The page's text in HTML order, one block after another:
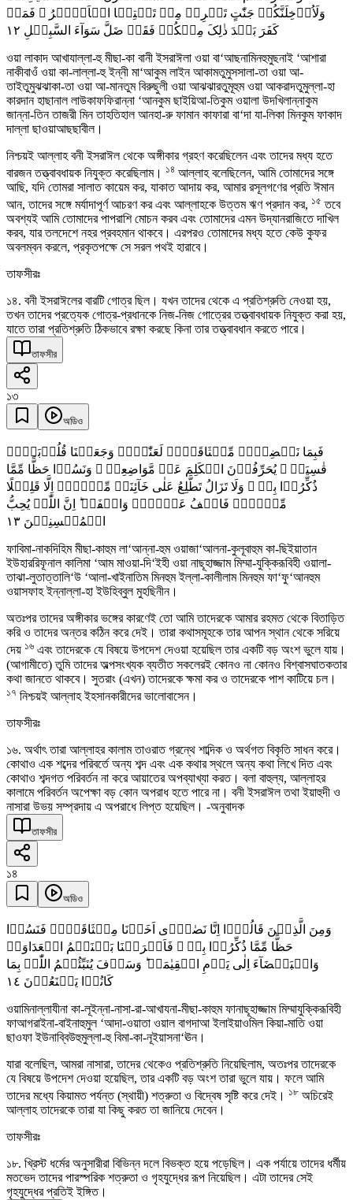
وَلَاُدۡخِلَنَّکُمۡ جَنّٰتٍ تَجۡرِیۡ مِنۡ تَحۡتِہَا الۡاَنۡہٰرُ ۚ فَمَنۡ
کَفَرَ بَعۡدَ ذٰلِکَ مِنۡکُمۡ فَقَدۡ ضَلَّ سَوَآءَ السَّبِیۡلِ ١٢
ওয়া লাকাদ আখাযাল্লা-হু মীছা-কা বানী ইসরাঈলা ওয়া বা‘আছনামিনহুমুছনাই ‘আশারা
নাকীবাওঁ ওয়া কা-লাল্লা-হু ইন্নী মা‘আকুম লাইন আকামতুমুসসালা-তা ওয়া আ-
তাইতুমুঝঝাকা-তা ওয়া আ-মানতুম বিরুছুলী ওয়া আঝঝারতুমূহুম ওয়া আকরাদতুমুল্লা-হা
কারদান হাছানাল লাউকাফফিরান্না ‘আনকুম ছাইয়িআ-তিকুম ওয়ালা উদখিলান্নাকুম
জান্না-তিন তাজরী মিন তাহতিহাল আনহা-রু ফামান কাফারা বা‘দা যা-লিকা মিনকুম ফাকাদ
দাল্লা ছাওয়াআছছাবীল।
নিশ্চয়ই আল্লাহ বনী ইসরাঈল থেকে অঙ্গীকার গ্রহণ করেছিলেন এবং তাদের মধ্য হতে
বারজন তত্ত্বাবধায়ক নিযুক্ত করেছিলাম। ১৪ আল্লাহ বলেছিলেন, আমি তোমাদের সঙ্গে
আছি, যদি তোমরা সালাত কায়েম কর, যাকাত আদায় কর, আমার রসূলগণের প্রতি ঈমান
আন, তাদের সঙ্গে মর্যাদাপূর্ণ আচরণ কর এবং আল্লাহকে উত্তম ঋণ প্রদান কর, ১৫ তবে
অবশ্যই আমি তোমাদের পাপরাশি মোচন করব এবং তোমাদের এমন উদ্যানরাজিতে দাখিল
করব, যার তলদেশে নহর প্রবহমান থাকবে। এরপরও তোমাদের মধ্য হতে কেউ কুফর
অবলম্বন করলে, প্রকৃতপক্ষে সে সরল পথই হারাবে।
তাফসীরঃ
১৪. বনী ইসরাঈলের বারটি গোত্র ছিল। যখন তাদের থেকে এ প্রতিশ্রুতি নেওয়া হয়,
তখন তাদের প্রত্যেক গোত্র-প্রধানকে নিজ-নিজ গোত্রের তত্ত্বাবধায়ক নিযুক্ত করা হয়,
যাতে তারা প্রতিশ্রুতি ঠিকভাবে রক্ষা করছে কিনা তার তত্ত্বাবধান করতে পারে।
তাফসীর
১৩
অডিও
فَبِمَا نَقۡضِہِمۡ مِّیۡثَاقَہُمۡ لَعَنّٰہُمۡ وَجَعَلۡنَا قُلُوۡبَہُمۡ
قٰسِیَۃً ۚ یُحَرِّفُوۡنَ الۡکَلِمَ عَنۡ مَّوَاضِعِہٖ ۙ وَنَسُوۡا حَظًّا مِّمَّا
ذُکِّرُوۡا بِہٖ ۚ وَلَا تَزَالُ تَطَّلِعُ عَلٰی خَآئِنَۃٍ مِّنۡہُمۡ اِلَّا قَلِیۡلًا
مِّنۡہُمۡ فَاعۡفُ عَنۡہُمۡ وَاصۡفَحۡ ؕ اِنَّ اللّٰہَ یُحِبُّ
الۡمُحۡسِنِیۡنَ ١٣
ফাবিমা-নাকদিহিম মীছা-কাহুম লা‘আন্না-হুম ওয়াজা‘আলনা-কুলূবাহুম কা-ছিইয়াতান
ইউহাররিফূনাল কালিমা ‘আম মাওয়া-দি‘ইহী ওয়া নাছূহাজ্জাম মিম্মা-যুক্কিরূবিহী ওয়ালা-
তাঝা-লুতাত্তালি‘উ ‘আলা-খাইনাতিম মিনহুম ইল্লা-কালীলাম মিনহুম ফা‘ফু‘আনহুম
ওয়াসফাহ ইন্নাল্লা-হা ইউহিব্বুল মুহছিনীন।
অতঃপর তাদের অঙ্গীকার ভঙ্গের কারণেই তো আমি তাদেরকে আমার রহমত থেকে বিতাড়িত
করি ও তাদের অন্তর কঠিন করে দেই। তারা কথাসমূহকে তার আপন স্থান থেকে সরিয়ে
দেয় ১৬ এবং তাদেরকে যে বিষয়ে উপদেশ দেওয়া হয়েছিল তার একটি বড় অংশ ভুলে যায়।
(আগামীতে) তুমি তাদের অল্পসংখ্যক ব্যতীত সকলেরই কোনও না কোনও বিশ্বাসঘাতকতার
কথা জানতে থাকবে। সুতরাং (এখন) তাদেরকে ক্ষমা কর ও তাদেরকে পাশ কাটিয়ে চল।
১৭ নিশ্চয়ই আল্লাহ ইহসানকারীদের ভালোবাসেন।
তাফসীরঃ
১৬. অর্থাৎ তারা আল্লাহর কালাম তাওরাত গ্রন্থে শাব্দিক ও অর্থগত বিকৃতি সাধন করে।
কোথাও এক শব্দের পরিবর্তে অন্য শব্দ এবং এক কথার স্থলে অন্য কথা লিখে দিত এবং
কোথাও শব্দগত পরিবর্তন না করে আয়াতের অপব্যাখ্যা করত। বলা বাহুল্য, আল্লাহর
কালামে পরিবর্তন অপেক্ষা বড় কোন অপরাধ হতে পারে না। বনী ইসরাঈল তথা ইয়াহুদী ও
নাসারা উভয় সম্প্রদায় এ অপরাধে লিপ্ত হয়েছিল। -অনুবাদক
তাফসীর
১৪
অডিও
وَمِنَ الَّذِیۡنَ قَالُوۡۤا اِنَّا نَصٰرٰۤی اَخَذۡنَا مِیۡثَاقَہُمۡ فَنَسُوۡا
حَظًّا مِّمَّا ذُکِّرُوۡا بِہٖ ۪ فَاَغۡرَیۡنَا بَیۡنَہُمُ الۡعَدَاوَۃَ
وَالۡبَغۡضَآءَ اِلٰی یَوۡمِ الۡقِیٰمَۃِ ؕ وَسَوۡفَ یُنَبِّئُہُمُ اللّٰہُ بِمَا
کَانُوۡا یَصۡنَعُوۡنَ ١٤
ওয়ামিনাল্লাযীনা কা-লূইন্না-নাসা-রা-আখাযনা-মীছা-কাহুম ফানাছূহাজ্জাম মিম্মাযুক্কিরূবিহী
ফাআগরাইনা-বাইনাহুমুল ‘আদা-ওয়াতা ওয়াল বাগদাআ ইলাইয়াওমিল কিয়া-মাতি ওয়া
ছাওফা ইউনাব্বিউহুমুল্লা-হু বিমা-কা-নূইয়াসনা‘ঊন।
যারা বলেছিল, আমরা নাসারা, তাদের থেকেও প্রতিশ্রুতি নিয়েছিলাম, অতঃপর তাদেরকে
যে বিষয়ে উপদেশ দেওয়া হয়েছিল, তার একটি বড় অংশ তারা ভুলে যায়। ফলে আমি
তাদের মধ্যে কিয়ামত পর্যন্ত (স্থায়ী) শত্রুতা ও বিদ্বেষ সৃষ্টি করে দেই। ১৮ অচিরেই
আল্লাহ তাদেরকে তারা যা কিছু করত তা জানিয়ে দেবেন।
তাফসীরঃ
১৮. খ্রিস্ট ধর্মের অনুসারীরা বিভিন্ন দলে বিভক্ত হয়ে পড়েছিল। এক পর্যায়ে তাদের ধর্মীয়
মতভেদ তাদের পারস্পরিক শত্রুতা ও গৃহযুদ্ধের রূপ নিয়েছিল। এটা তাদের সেই
গৃহযুদ্ধের প্রতিই ইঙ্গিত।